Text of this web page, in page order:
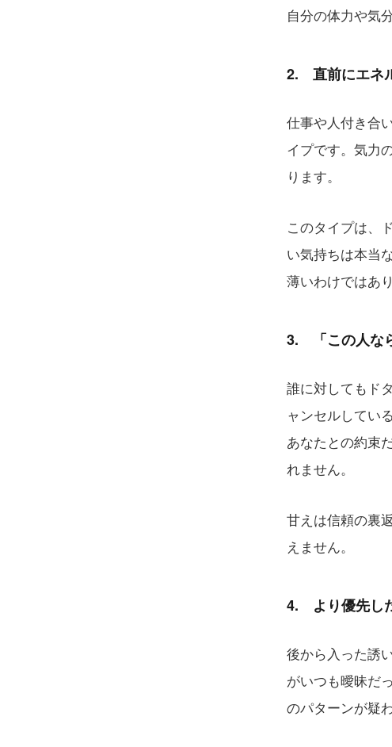
自分の体力や気
2. 直前にエネ
仕事や人付き合
イプです。気力
ります。
このタイプは、
い気持ちは本当
薄いわけではあ
3. 「この人な
誰に対してもド
ャンセルしてい
あなたとの約束
れません。
甘えは信頼の裏
えません。
4. より優先し
後から入った誘
がいつも曖昧だ
のパターンが疑